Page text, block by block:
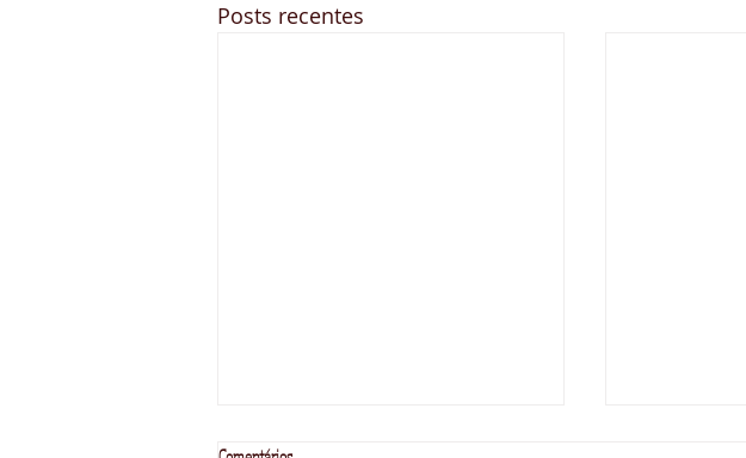
Posts recentes